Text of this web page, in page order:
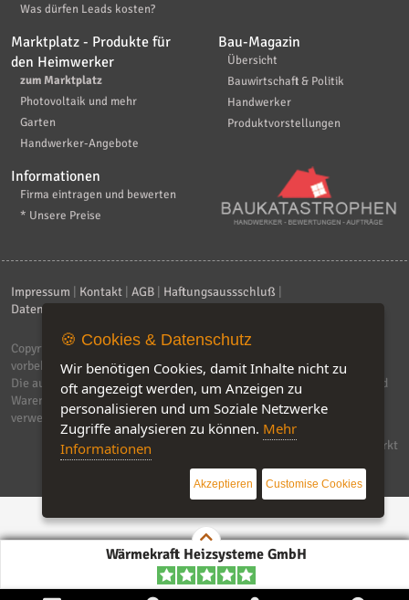
Wärmekraft Heizsysteme GmbH
Was dürfen Leads kosten?
Marktplatz - Produkte für
den Heimwerker
zum Marktplatz
Photovoltaik und mehr
Garten
Handwerker-Angebote
Bau-Magazin
Übersicht
Bauwirtschaft & Politik
Handwerker
Produktvorstellungen
Informationen
Firma eintragen und bewerten
* Unsere Preise
Impressum Kontakt AGB Haftungsaussschluß
Datenschutzerklärung
Copyright © 2026ebiz-consult GmbH & Co. KG
vorbehalten.
Die auf dieser Seite verwendeten Produktbezeichnungen, Namen und
Warenzeichen sind Eigentum der jeweiligen Firmen. Unser Portal
verwendet Affiliat-Links, für dir wir Geld erhalten.
Software by IQ-Markt
🍪 Cookies & Datenschutz
Wir benötigen Cookies, damit Inhalte nicht zu
oft angezeigt werden, um Anzeigen zu
personalisieren und um Soziale Netzwerke
Zugriffe analysieren zu können. Mehr
Informationen
Akzeptieren Customise Cookies